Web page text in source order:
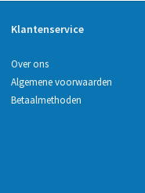
Klantenservice
Over ons
Algemene voorwaarden
Betaalmethoden